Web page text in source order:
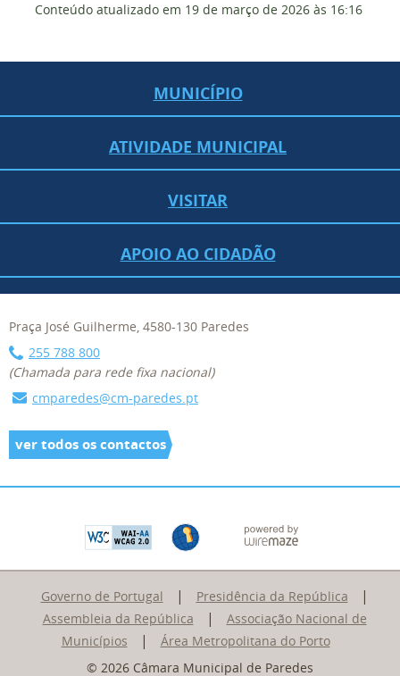
Conteúdo atualizado em 19 de março de 2026 às 16:16
MUNICÍPIO
ATIVIDADE MUNICIPAL
VISITAR
APOIO AO CIDADÃO
Praça José Guilherme, 4580-130 Paredes
255 788 800
(Chamada para rede fixa nacional)
cmparedes@cm-paredes.pt
ver todos os contactos
Governo de Portugal | Presidência da República |
Assembleia da República |
Associação Nacional de
Municípios
|
Área Metropolitana do Porto
© 2026 Câmara Municipal de Paredes